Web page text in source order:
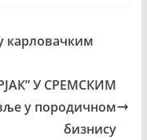
карловачким
У СРЕМСКИМ
у породичном
бизнису